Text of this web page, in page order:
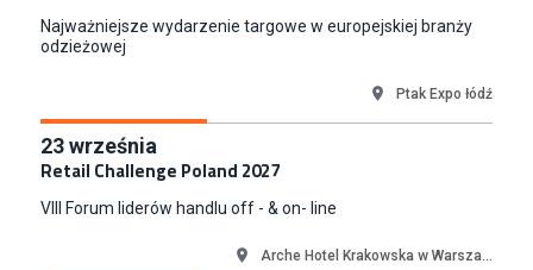
Koordynator Inwestycji
Gdańsk
Content Creator (m/k)
Medicine
Najważniejsze wydarzenie targowe w europejskiej branży
odzieżowej
Ptak Expo łódź
23września
Retail Challenge Poland 2027
VIII Forum liderów handlu off - & on- line
Arche Hotel Krakowska w Warsza...